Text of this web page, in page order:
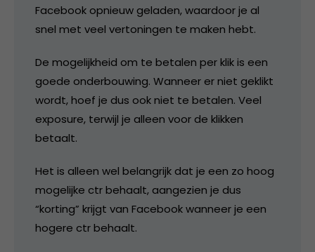
Facebook opnieuw geladen, waardoor je al
snel met veel vertoningen te maken hebt.
De mogelijkheid om te betalen per klik is een
goede onderbouwing. Wanneer er niet geklikt
wordt, hoef je dus ook niet te betalen. Veel
exposure, terwijl je alleen voor de klikken
betaalt.
Het is alleen wel belangrijk dat je een zo hoog
mogelijke ctr behaalt, aangezien je dus
“korting” krijgt van Facebook wanneer je een
hogere ctr behaalt.